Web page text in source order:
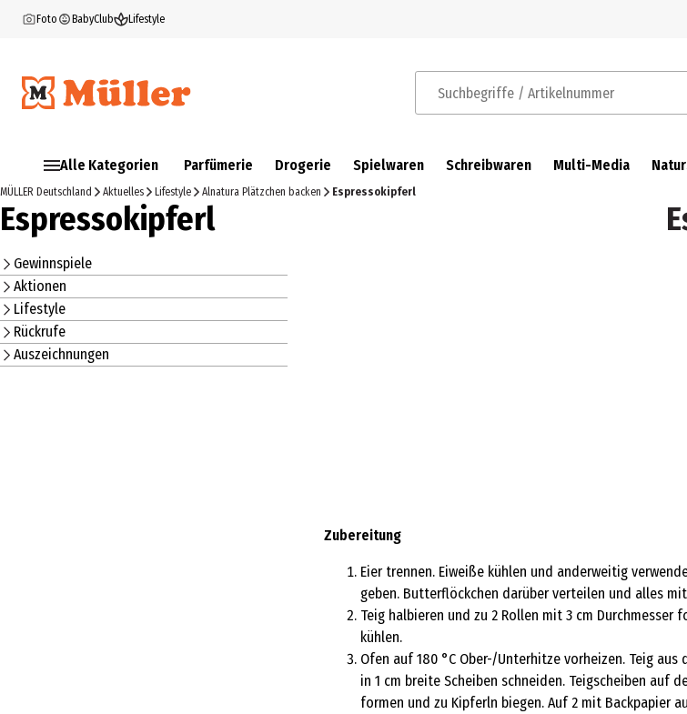
Foto BabyClub Lifestyle
Suchbegriffe / Artikelnummer
Alle Kategorien Parfümerie Drogerie Spielwaren Schreibwaren Multi-Media
MÜLLER Deutschland Aktuelles Lifestyle Alnatura Plätzchen backen Espressokipferl
Espressokipferl
Gewinnspiele
Aktionen
Lifestyle
Rückrufe
Auszeichnungen
Zubereitung
Eier trennen. Eiweiße kühlen und anderweitig
geben. Butterflöckchen darüber verteilen und alles
Teig halbieren und zu 2 Rollen mit 3 cm
kühlen.
Ofen auf 180 °C Ober-/Unterhitze vorheizen. Teig
in 1 cm breite Scheiben schneiden. Teigscheiben auf
formen und zu Kipferln biegen. Auf 2 mit Backpapier